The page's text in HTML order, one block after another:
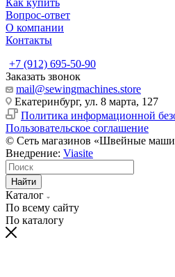
Вопрос-ответ
О компании
Контакты
+7 (912) 695-50-90
Заказать звонок
mail@sewingmachines.store
Екатеринбург, ул. 8 марта, 127
Политика информационной
Пользовательское соглашение
© Сеть магазинов «Швейные
Внедрение: Viasite
Найти
Каталог
По всему сайту
По каталогу